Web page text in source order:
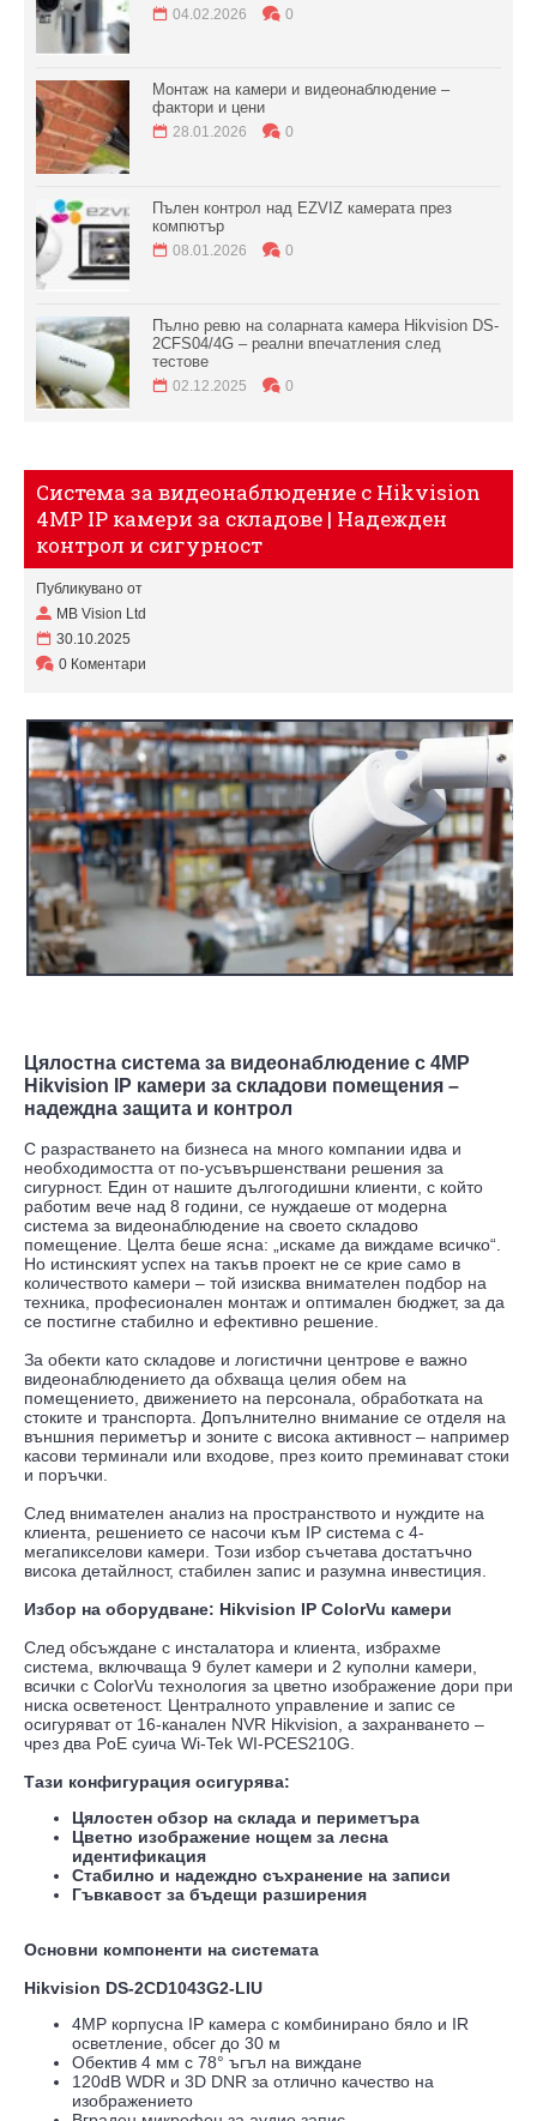
04.02.2026 0
Монтаж на камери и видеонаблюдение –
фактори и цени
28.01.2026 0
Пълен контрол над EZVIZ камерата през
компютър
08.01.2026 0
Пълно ревю на соларната камера Hikvision DS-
2CFS04/4G – реални впечатления след
тестове
02.12.2025 0
Система за видеонаблюдение с Hikvision
4MP IP камери за складове | Надежден
контрол и сигурност
Публикувано от
MB Vision Ltd
30.10.2025
0 Коментари
Цялостна система за видеонаблюдение с 4MP
Hikvision IP камери за складови помещения –
надеждна защита и контрол
С разрастването на бизнеса на много компании идва и
необходимостта от по-усъвършенствани решения за
сигурност. Един от нашите дългогодишни клиенти, с който
работим вече над 8 години, се нуждаеше от модерна
система за видеонаблюдение на своето складово
помещение. Целта беше ясна: „искаме да виждаме всичко“.
Но истинският успех на такъв проект не се крие само в
количеството камери – той изисква внимателен подбор на
техника, професионален монтаж и оптимален бюджет, за да
се постигне стабилно и ефективно решение.
За обекти като складове и логистични центрове е важно
видеонаблюдението да обхваща целия обем на
помещението, движението на персонала, обработката на
стоките и транспорта. Допълнително внимание се отделя на
външния периметър и зоните с висока активност – например
касови терминали или входове, през които преминават стоки
и поръчки.
След внимателен анализ на пространството и нуждите на
клиента, решението се насочи към IP система с 4-
мегапикселови камери. Този избор съчетава достатъчно
висока детайлност, стабилен запис и разумна инвестиция.
Избор на оборудване: Hikvision IP ColorVu камери
След обсъждане с инсталатора и клиента, избрахме
система, включваща 9 булет камери и 2 куполни камери,
всички с ColorVu технология за цветно изображение дори при
ниска осветеност. Централното управление и запис се
осигуряват от 16-канален NVR Hikvision, а захранването –
чрез два PoE суича Wi-Tek WI-PCES210G.
Тази конфигурация осигурява:
Цялостен обзор на склада и периметъра
Цветно изображение нощем за лесна
идентификация
Стабилно и надеждно съхранение на записи
Гъвкавост за бъдещи разширения
Основни компоненти на системата
Hikvision DS-2CD1043G2-LIU
4MP корпусна IP камера с комбинирано бяло и IR
осветление, обсег до 30 м
Обектив 4 мм с 78° ъгъл на виждане
120dB WDR и 3D DNR за отлично качество на
изображението